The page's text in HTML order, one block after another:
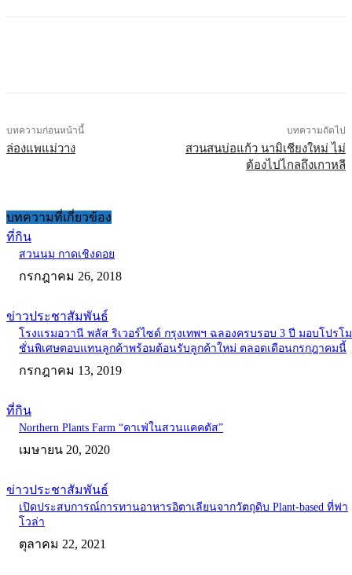
บทความก่อนหน้านี้
ล่องแพแม่วาง
บทความถัดไป
สวนสนบ่อแก้ว นามิเชียงใหม่ ไม่
ต้องไปไกลถึงเกาหลี
บทความที่เกี่ยวข้อง
ที่กิน
สวนนม กาดเชิงดอย
กรกฎาคม 26, 2018
ข่าวประชาสัมพันธ์
โรงแรมอวานี พลัส ริเวอร์ไซด์ กรุงเทพฯ ฉลองครบรอบ 3 ปี มอบโปรโม
ชั่นพิเศษตอบแทนลูกค้าพร้อมต้อนรับลูกค้าใหม่ ตลอดเดือนกรกฎาคมนี้
กรกฎาคม 13, 2019
ที่กิน
Northern Plants Farm “คาเฟ่ในสวนแคคตัส”
เมษายน 20, 2020
ข่าวประชาสัมพันธ์
เปิดประสบการณ์การทานอาหารอิตาเลียนจากวัตถุดิบ Plant-based ที่ฟา
โวล่า
ตุลาคม 22, 2021